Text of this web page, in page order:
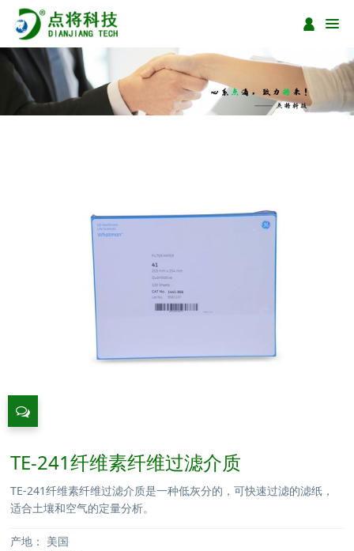
TE-241纤维素纤维过滤介质
TE-241纤维素纤维过滤介质是一种低灰分的，可快速过滤的滤纸，
适合土壤和空气的定量分析。
产地： 美国